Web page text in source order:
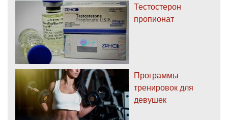
Тестостерон
пропионат
Программы
тренировок для
девушек